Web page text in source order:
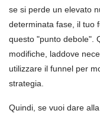
se si perde un elevato
determinata fase, il tuo
questo "punto debole".
modifiche, laddove
utilizzare il funnel per
strategia.
Quindi, se vuoi dare